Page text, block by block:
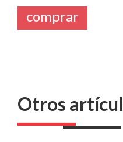
comprar
Otros